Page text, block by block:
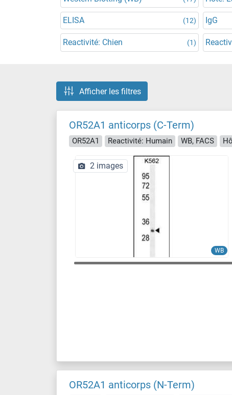
ELISA (12) IgG
Reactivité: Chien (1)
Afficher les filtres
OR52A1 anticorps (C-Term)
OR52A1 Reactivité: Humain WB, FACS
WB
2 images
OR52A1 anticorps (N-Term)